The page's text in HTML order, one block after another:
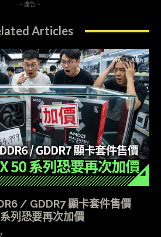
- 廣告 -
Articles
/ GDDR7 顯卡套件售價
列恐要再次加價